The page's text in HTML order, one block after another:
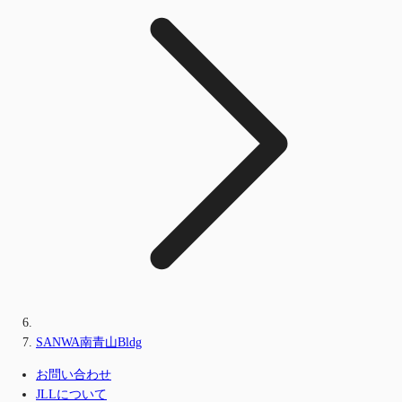
SANWA南青山Bldg
お問い合わせ
JLLについて